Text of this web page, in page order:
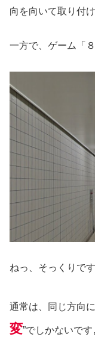
向を向いて取り付
一方で、ゲーム「
ねっ、そっくりで
通常は、同じ方向
変”でしかないです